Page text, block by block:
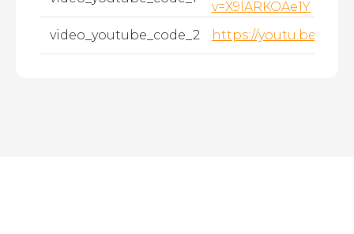
v=X9lARKOAe1Y
video_youtube_code_2
https://youtu.be/fdif-